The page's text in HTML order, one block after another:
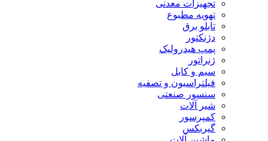
تجهیزات معدنی
تهویه مطبوع
تابلو برق
دژنکتور
پمپ هیدرولیک
ژنراتور
سیم و کابل
فیلتراسیون و تصفیه
سنسور صنعتی
شیر آلات
کمپرسور
گیربکس